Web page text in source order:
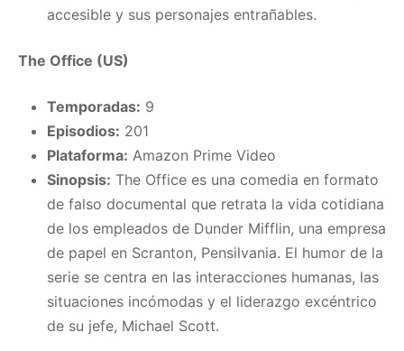
accesible y sus personajes entrañables.
The Office (US)
Temporadas: 9
Episodios: 201
Plataforma: Amazon Prime Video
Sinopsis: The Office es una comedia en formato
de falso documental que retrata la vida cotidiana
de los empleados de Dunder Mifflin, una empresa
de papel en Scranton, Pensilvania. El humor de la
serie se centra en las interacciones humanas, las
situaciones incómodas y el liderazgo excéntrico
de su jefe, Michael Scott.